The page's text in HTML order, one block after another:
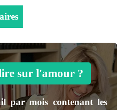
sur l'amour ?
par mois contenant les